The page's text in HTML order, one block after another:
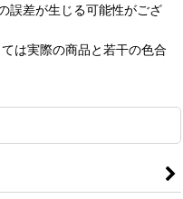
誤差が生じる可能性がござ
は実際の商品と若干の色合